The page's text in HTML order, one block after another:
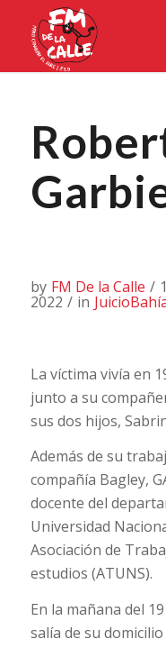
by FM De la Calle /
2022 / in
La víctima vivía en
junto a su
sus dos hijos,
Además de su
compañía Bagley,
docente del
Universidad
Asociación de
estudios (ATUNS).
En la mañana del
salía de su